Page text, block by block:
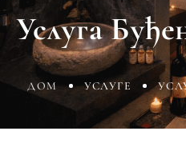
Услуга
ДОМ УСЛУГЕ